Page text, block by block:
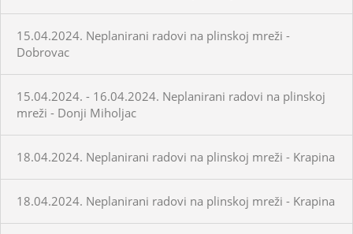
15.04.2024. Neplanirani radovi na plinskoj mreži -
Dobrovac
15.04.2024. - 16.04.2024. Neplanirani radovi na plinskoj
mreži - Donji Miholjac
18.04.2024. Neplanirani radovi na plinskoj mreži - Krapina
18.04.2024. Neplanirani radovi na plinskoj mreži - Krapina